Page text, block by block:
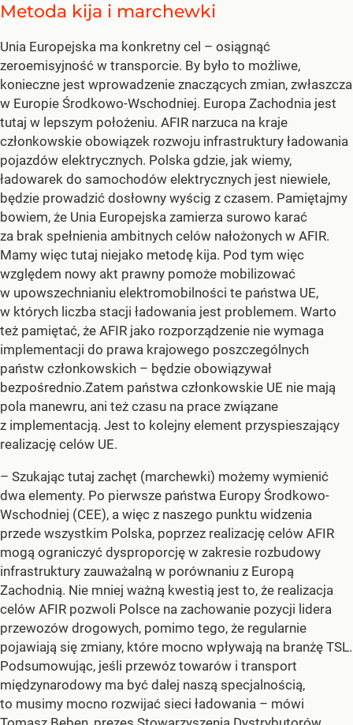
Metoda kija i marchewki
Unia Europejska ma konkretny cel – osiągnąć
zeroemisyjność w transporcie. By było to możliwe,
konieczne jest wprowadzenie znaczących zmian, zwłaszcza
w Europie Środkowo-Wschodniej. Europa Zachodnia jest
tutaj w lepszym położeniu. AFIR narzuca na kraje
członkowskie obowiązek rozwoju infrastruktury ładowania
pojazdów elektrycznych. Polska gdzie, jak wiemy,
ładowarek do samochodów elektrycznych jest niewiele,
będzie prowadzić dosłowny wyścig z czasem. Pamiętajmy
bowiem, że Unia Europejska zamierza surowo karać
za brak spełnienia ambitnych celów nałożonych w AFIR.
Mamy więc tutaj niejako metodę kija. Pod tym więc
względem nowy akt prawny pomoże mobilizować
w upowszechnianiu elektromobilności te państwa UE,
w których liczba stacji ładowania jest problemem. Warto
też pamiętać, że AFIR jako rozporządzenie nie wymaga
implementacji do prawa krajowego poszczególnych
państw członkowskich – będzie obowiązywał
bezpośrednio.Zatem państwa członkowskie UE nie mają
pola manewru, ani też czasu na prace związane
z implementacją. Jest to kolejny element przyspieszający
realizację celów UE.
– Szukając tutaj zachęt (marchewki) możemy wymienić
dwa elementy. Po pierwsze państwa Europy Środkowo-
Wschodniej (CEE), a więc z naszego punktu widzenia
przede wszystkim Polska, poprzez realizację celów AFIR
mogą ograniczyć dysproporcję w zakresie rozbudowy
infrastruktury zauważalną w porównaniu z Europą
Zachodnią. Nie mniej ważną kwestią jest to, że realizacja
celów AFIR pozwoli Polsce na zachowanie pozycji lidera
przewozów drogowych, pomimo tego, że regularnie
pojawiają się zmiany, które mocno wpływają na branżę TSL.
Podsumowując, jeśli przewóz towarów i transport
międzynarodowy ma być dalej naszą specjalnością,
to musimy mocno rozwijać sieci ładowania – mówi